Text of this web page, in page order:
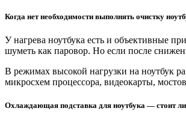
Когда нет необходимости выполнять очистку
У нагрева ноутбука есть и объективные
шуметь как паровоp. Но если после
В режимах высокой нагрузки на ноутбук
микросхем процессора, видеокарты,
Охлаждающая подставка для ноутбука — стоит ли